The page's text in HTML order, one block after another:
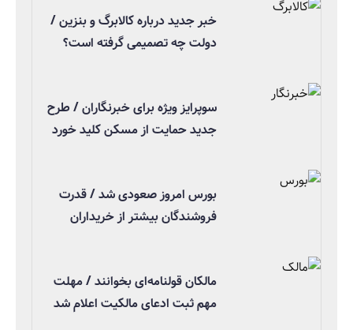
خبر جدید درباره کالابرگ و بنزین /
دولت چه تصمیمی گرفته است؟
سوپرایز ویژه برای خبرنگاران / طرح
جدید حمایت از مسکن کلید خورد
بورس امروز صعودی شد / قدرت
فروشندگان بیشتر از خریداران
مالکان قولنامه‌ای بخوانند / مهلت
مهم ثبت ادعای مالکیت اعلام شد